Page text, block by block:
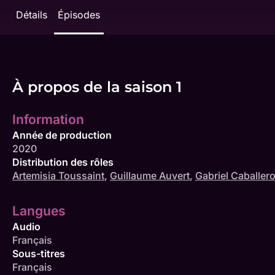
Détails Épisodes
À propos de la saison 1
Information
Année de production
2020
Distribution des rôles
Artemisia Toussaint, Guillaume Auvert, Gabriel Caballero
Langues
Audio
Français
Sous-titres
Français